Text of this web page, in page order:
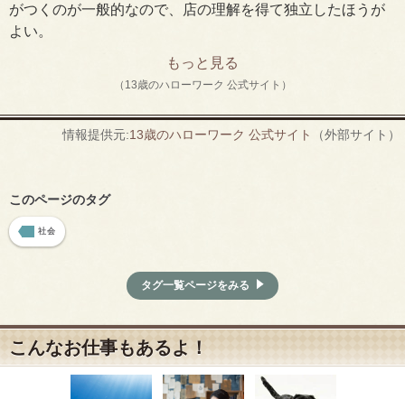
がつくのが一般的なので、店の理解を得て独立したほうが
よい。
もっと見る
（13歳のハローワーク 公式サイト）
情報提供元:13歳のハローワーク 公式サイト （外部サイト）
このページのタグ
社会
タグ一覧ページをみる
こんなお仕事もあるよ！